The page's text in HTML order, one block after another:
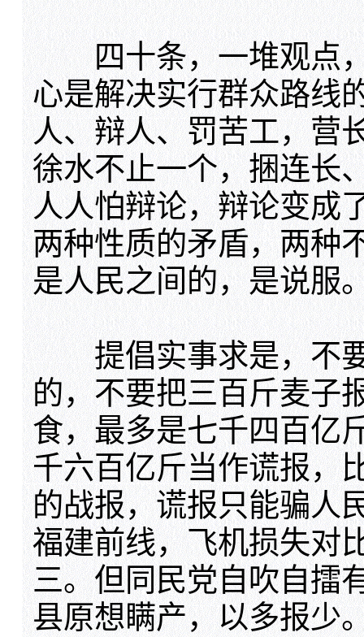
四十条，一堆观点，
心是解决实行群众路线
人、辩人、罚苦工，营
徐水不止一个，捆连长
人人怕辩论，辩论变成
两种性质的矛盾，两种
是人民之间的，是说服
提倡实事求是，不要
的，不要把三百斤麦子
食，最多是七千四百亿
千六百亿斤当作谎报，
的战报，谎报只能骗人
福建前线，飞机损失对
三。但同民党自吹自擂
县原想瞒产，以多报少